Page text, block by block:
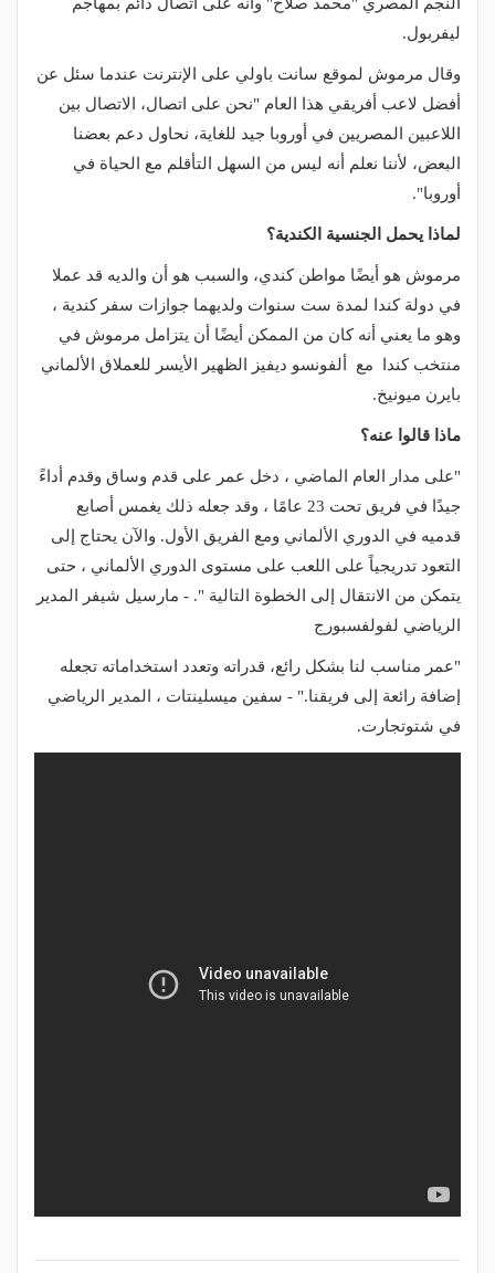
ليفربول.
وقال مرموش لموقع سانت باولي على الإنترنت عندما سئل عن
أفضل لاعب أفريقي هذا العام "نحن على اتصال، الاتصال بين
اللاعبين المصريين في أوروبا جيد للغاية، نحاول دعم بعضنا
البعض، لأننا نعلم أنه ليس من السهل التأقلم مع الحياة في
أوروبا".
لماذا يحمل الجنسية الكندية؟
مرموش هو أيضًا مواطن كندي، والسبب هو أن والديه قد عملا
في دولة كندا لمدة ست سنوات ولديهما جوازات سفر كندية ،
وهو ما يعني أنه كان من الممكن أيضًا أن يتزامل مرموش في
منتخب كندا مع ألفونسو ديفيز الظهير الأيسر للعملاق الألماني
بايرن ميونيخ.
ماذا قالوا عنه؟
"على مدار العام الماضي ، دخل عمر على قدم وساق وقدم أداءً
جيدًا في فريق تحت 23 عامًا ، وقد جعله ذلك يغمس أصابع
قدميه في الدوري الألماني ومع الفريق الأول. والآن يحتاج إلى
التعود تدريجياً على اللعب على مستوى الدوري الألماني ، حتى
يتمكن من الانتقال إلى الخطوة التالية ". - مارسيل شيفر المدير
الرياضي لفولفسبورج
"عمر مناسب لنا بشكل رائع، قدراته وتعدد استخداماته تجعله
إضافة رائعة إلى فريقنا." - سفين ميسلينتات ، المدير الرياضي
في شتوتجارت.